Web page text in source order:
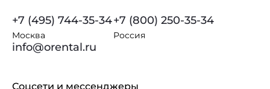
+7 (495) 744-35-34
Москва
+7 (800) 250-35-34
Россия
info@orental.ru
Соцсети и мессенджеры